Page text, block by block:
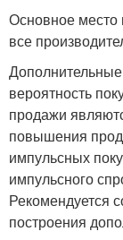
Основное место
все
вероятность
продажи
повышения
импульсных
импульсного
Рекомендуется
построения